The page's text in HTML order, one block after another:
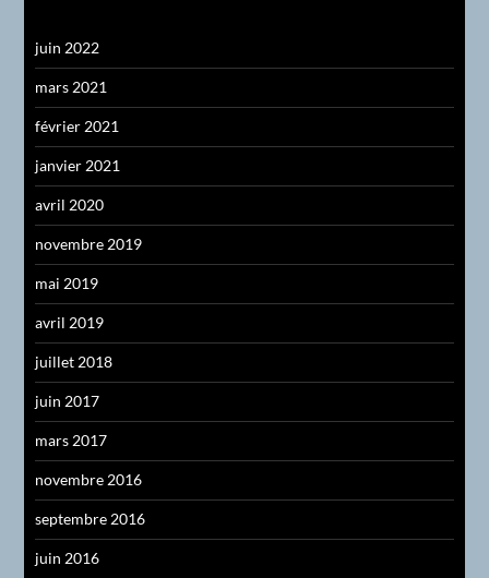
juin 2022
mars 2021
février 2021
janvier 2021
avril 2020
novembre 2019
mai 2019
avril 2019
juillet 2018
juin 2017
mars 2017
novembre 2016
septembre 2016
juin 2016